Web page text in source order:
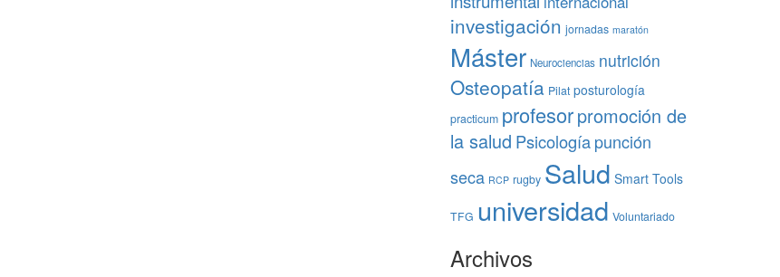
investigación jornadas maratón
Máster Neurociencias nutrición
Osteopatía Pilat posturología
practicum profesorpromoción de
la salud Psicología punción
seca RCP rugby Salud Smart Tools
TFG universidad Voluntariado
Archivos